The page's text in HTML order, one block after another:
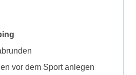
vor dem Sport anlegen